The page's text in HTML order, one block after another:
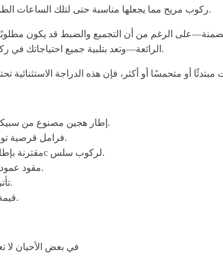
ركوب مريح مما يجعلها مناسبة حتى لتلك الساعات الطويلة التي تقضيها في السرج.
تأتي كاملة مع دواسات مجانية مضمنة—على الرغم من أن التجميع والضبط قد
الرائعة—وتعد بتلبية جميع احتياجاتك في ركوب الدراجة لسنوات قادمة.
إطار هجين مصنوع من سبيكة هيدروفورم وفورك.
فرامل قرصية توفر قوة توقف ممتازة.
عجلات 700c مقترنة بإطارات 35c لركوب سلس.
مقود عمودي لوضع ركوب مريح.
تأتي مع دواسات مجانية.
قيمة ممتازة مقابل المال.
في بعض الأحيان لا